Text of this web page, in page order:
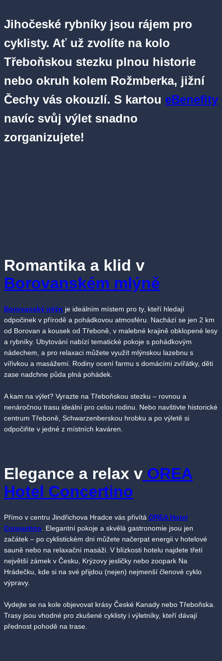
Jihočeské rybníky jsou rájem pro
cyklisty. Ať už zvolíte na kolo
Třeboňskou stezku plnou historie
nebo okruh kolem Rožmberka, jižní
Čechy vás okouzlí. S kartou eBenefity
navíc svůj výlet snadno
zorganizujete!
Romantika a klid v
Borovanském mlýně
Borovanský mlýn je ideálním místem pro ty, kteří hledají
odpočinek v přírodě a pohádkovou atmosféru. Nachází se jen 2 km
od Borovan a kousek od Třeboně, v malebné krajině obklopené lesy
a rybníky. Ubytování nabízí tematické pokoje s pohádkovým
nádechem, a pro relaxaci můžete využít mlýnskou lazebnu s
vířivkou a masážemi. Rodiny ocení farmu s domácími zvířátky, děti
zase nadchne půda plná pohádek.
A kam na výlet? Vyrazte na Třeboňskou stezku – rovnou a
nenáročnou trasu ideální pro celou rodinu. Nebo navštivte historické
centrum Třeboně, Schwarzenberskou hrobku a po výletě si
odpočiňte v jedné z místních kaváren.
Elegance a relax v OREA
Hotel Concertino
Přímo v centru Jindřichova Hradce vás přivítá OREA Hotel
Concertino . Elegantní pokoje a skvělá gastronomie jsou jen
začátek – po cyklistickém dni můžete načerpat energii v hotelové
sauně nebo na relaxační masáži. V blízkosti hotelu najdete třetí
největší zámek v Česku, Krýzovy jesličky nebo zoopark Na
Hrádečku, kde si na své přijdou (nejen) nejmenší členové cyklo
výpravy.
Vydejte se na kole objevovat krásy České Kanady nebo Třeboňska.
Trasy jsou vhodné pro zkušené cyklisty i výletníky, kteří dávají
přednost pohodě na trase.